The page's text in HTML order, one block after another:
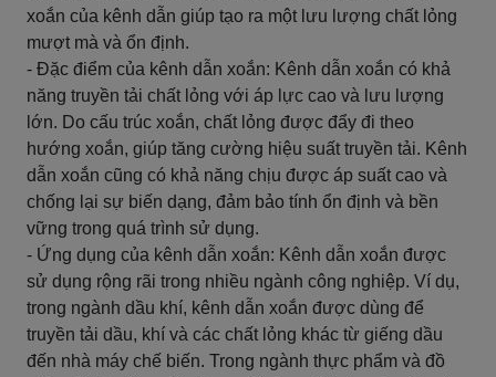
xoắn của kênh dẫn giúp tạo ra một lưu lượng chất lỏng
mượt mà và ổn định.
- Đặc điểm của kênh dẫn xoắn: Kênh dẫn xoắn có khả
năng truyền tải chất lỏng với áp lực cao và lưu lượng
lớn. Do cấu trúc xoắn, chất lỏng được đẩy đi theo
hướng xoắn, giúp tăng cường hiệu suất truyền tải. Kênh
dẫn xoắn cũng có khả năng chịu được áp suất cao và
chống lại sự biến dạng, đảm bảo tính ổn định và bền
vững trong quá trình sử dụng.
- Ứng dụng của kênh dẫn xoắn: Kênh dẫn xoắn được
sử dụng rộng rãi trong nhiều ngành công nghiệp. Ví dụ,
trong ngành dầu khí, kênh dẫn xoắn được dùng để
truyền tải dầu, khí và các chất lỏng khác từ giếng dầu
đến nhà máy chế biến. Trong ngành thực phẩm và đồ